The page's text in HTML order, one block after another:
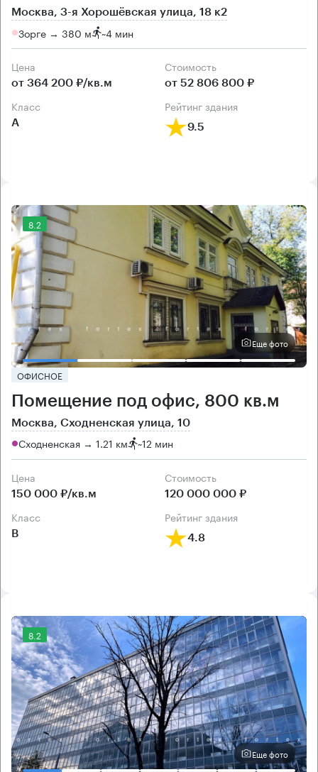
Москва, 3-я Хорошёвская улица, 18 к2
Зорге → 380 м ~4 мин
Цена
от 364 200 ₽/кв.м
Cтоимость
от 52 806 800 ₽
класс
А
рейтинг здания
9.5
8.2
Еще фото
ОФИСНОЕ
Помещение под офис, 800 кв.м
Москва, Сходненская улица, 10
Сходненская → 1.21 км ~12 мин
Цена
150 000 ₽/кв.м
Cтоимость
120 000 000 ₽
класс
B
рейтинг здания
4.8
8.2
Еще фото